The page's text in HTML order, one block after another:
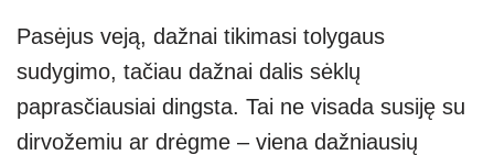
Pasėjus veją, dažnai tikimasi tolygaus
sudygimo, tačiau dažnai dalis sėklų
paprasčiausiai dingsta. Tai ne visada susiję su
dirvožemiu ar drėgme – viena dažniausių